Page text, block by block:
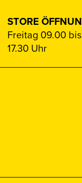
STORE
Freitag 09.00
17.30 Uhr